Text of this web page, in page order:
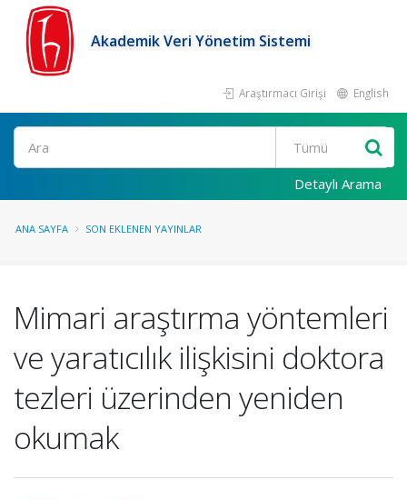
Akademik Veri Yönetim Sistemi
Araştırmacı Girişi English
Ara
Detaylı Arama
ANA SAYFA SON EKLENEN YAYINLAR
Mimari araştırma yöntemleri
ve yaratıcılık ilişkisini doktora
tezleri üzerinden yeniden
okumak